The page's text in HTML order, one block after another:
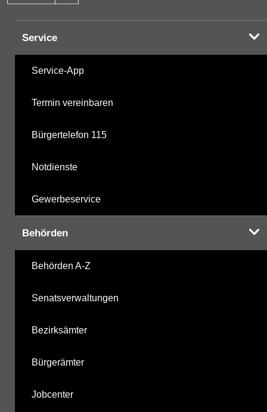
Service
Service-App
Termin vereinbaren
Bürgertelefon 115
Notdienste
Gewerbeservice
Behörden
Behörden A-Z
Senatsverwaltungen
Bezirksämter
Bürgerämter
Jobcenter